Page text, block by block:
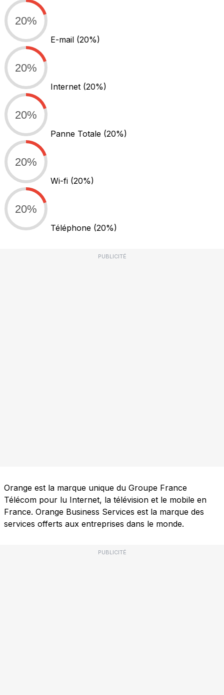
20%
E-mail (20%)
20%
Internet (20%)
20%
Panne Totale (20%)
20%
Wi-fi (20%)
20%
Téléphone (20%)
PUBLICITÉ
Orange est la marque unique du Groupe France
Télécom pour lu Internet, la télévision et le mobile en
France. Orange Business Services est la marque des
services offerts aux entreprises dans le monde.
PUBLICITÉ